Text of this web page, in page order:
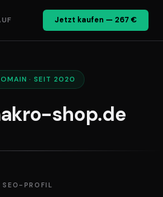
Jetzt kaufen — 267 €
· SEIT 2020
shop.de
SEO-PROFIL